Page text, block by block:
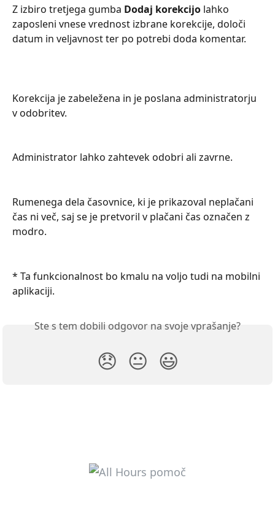
Z izbiro tretjega gumba Dodaj korekcijo lahko
zaposleni vnese vrednost izbrane korekcije, določi
datum in veljavnost ter po potrebi doda komentar.
Korekcija je zabeležena in je poslana administratorju
v odobritev.
Administrator lahko zahtevek odobri ali zavrne.
Rumenega dela časovnice, ki je prikazoval neplačani
čas ni več, saj se je pretvoril v plačani čas označen z
modro.
* Ta funkcionalnost bo kmalu na voljo tudi na mobilni
aplikaciji.
Ste s tem dobili odgovor na svoje vprašanje?
😞 😐 😃